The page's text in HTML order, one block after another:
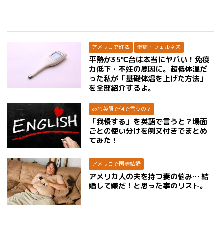
アメリカで妊活 健康・ウェルネス
平熱が35℃台は本当にヤバい！免疫
力低下・不妊の原因に。超低体温だ
った私が「基礎体温を上げた方法」
を全部紹介するよ。
あれ英語で何で言うの？
「我慢する」を英語で言うと？場面
ごとの使い分けを例文付きでまとめ
てみた！
アメリカで国際結婚
アメリカ人の夫を持つ妻の悩み… 結
婚して嫌だ！と思った事のリスト。